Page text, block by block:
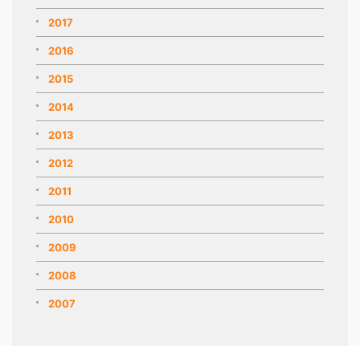
2017
2016
2015
2014
2013
2012
2011
2010
2009
2008
2007